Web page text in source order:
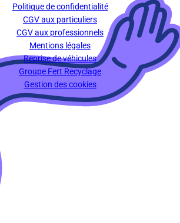
Politique de confidentialité
CGV aux particuliers
CGV aux professionnels
Mentions légales
Reprise de véhicules
Groupe Fert Recyclage
Gestion des cookies